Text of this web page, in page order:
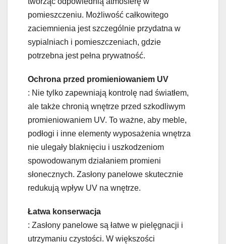
pomieszczeniu. Możliwość całkowitego
zaciemnienia jest szczególnie przydatna w
sypialniach i pomieszczeniach, gdzie
potrzebna jest pełna prywatność.
Ochrona przed promieniowaniem UV
: Nie tylko zapewniają kontrolę nad światłem,
ale także chronią wnętrze przed szkodliwym
promieniowaniem UV. To ważne, aby meble,
podłogi i inne elementy wyposażenia wnętrza
nie ulegały blaknięciu i uszkodzeniom
spowodowanym działaniem promieni
słonecznych. Zasłony panelowe skutecznie
redukują wpływ UV na wnętrze.
Łatwa konserwacja
: Zasłony panelowe są łatwe w pielęgnacji i
utrzymaniu czystości. W większości